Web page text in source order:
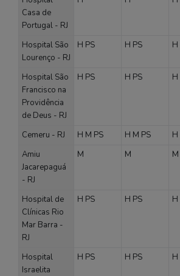
Casa de
Portugal - RJ
Hospital São
Lourenço - RJ
H PS H PS H
Hospital São
Francisco na
Providência
de Deus - RJ
H PS H PS H
Cemeru - RJ H M PS H M PS H
Amiu
Jacarepaguá
- RJ
M M M
Hospital de
Clínicas Rio
Mar Barra -
RJ
H PS H PS H
Hospital
Israelita
H PS H PS H